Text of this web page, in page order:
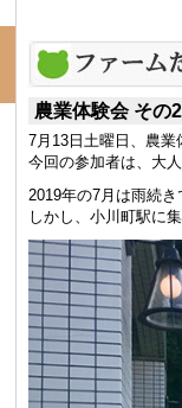
農業体験会 その
7月13日土曜日、農業
今回の参加者は、大
2019年の7月は雨続き
しかし、小川町駅に